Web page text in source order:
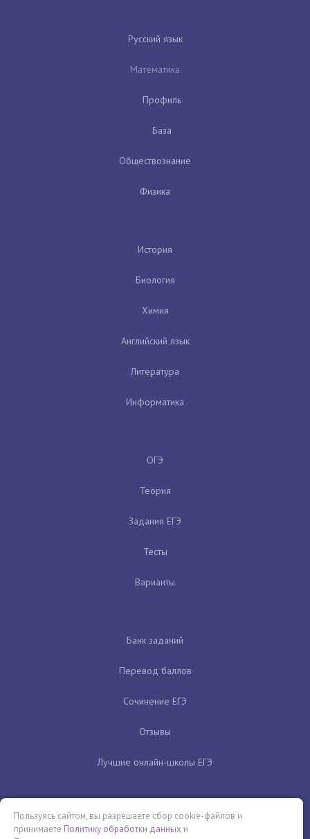
Русский язык
Математика
Профиль
База
Обществознание
Физика
История
Биология
Химия
Английский язык
Литература
Информатика
ОГЭ
Теория
Задания ЕГЭ
Тесты
Варианты
Банк заданий
Перевод баллов
Сочинение ЕГЭ
Отзывы
Лучшие онлайн-школы ЕГЭ
Пользуясь сайтом, вы разрешаете сбор cookie-файлов и
принимаете Политику обработки данных и